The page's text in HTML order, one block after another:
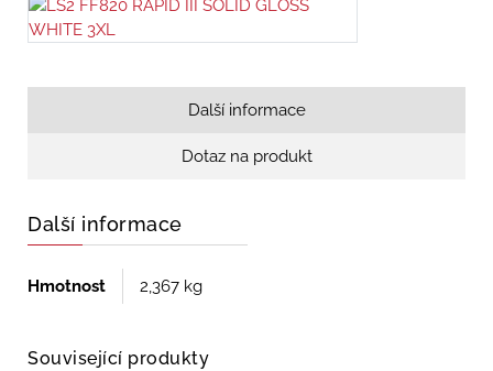
Další informace
Dotaz na produkt
Další informace
Hmotnost 2,367 kg
Související produkty